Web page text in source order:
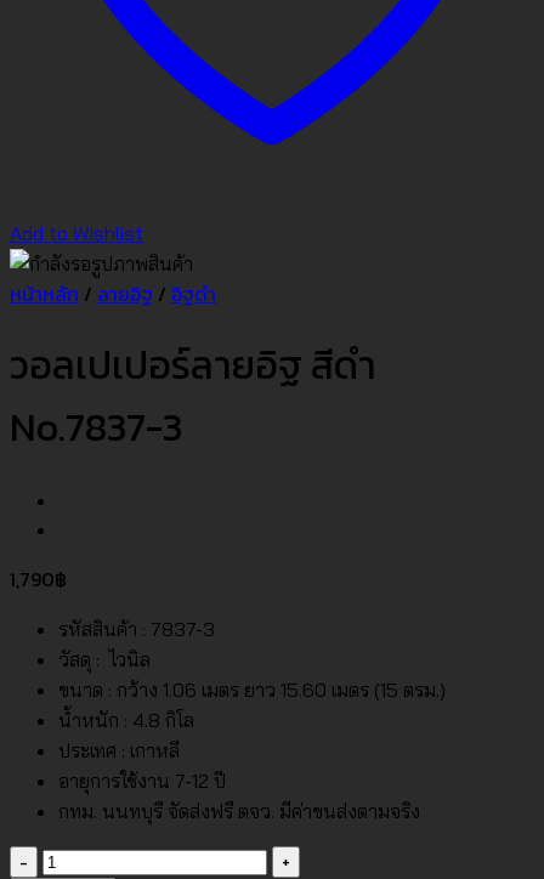
Add to Wishlist
หน้าหลัก / ลายอิฐ / อิฐดำ
วอลเปเปอร์ลายอิฐ สีดำ
No.7837-3
1,790฿
รหัสสินค้า : 7837-3
วัสดุ : ไวนิล
ขนาด : กว้าง 1.06 เมตร ยาว 15.60 เมตร (15 ตรม.)
น้ำหนัก : 4.8 กิโล
ประเทศ : เกาหลี
อายุการใช้งาน 7-12 ปี
กทม. นนทบุรี จัดส่งฟรี ตจว. มีค่าขนส่งตามจริง
จำนวน